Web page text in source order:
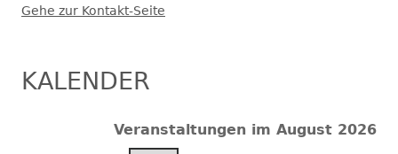
Gehe zur Kontakt-Seite
KALENDER
Veranstaltungen im August 2026